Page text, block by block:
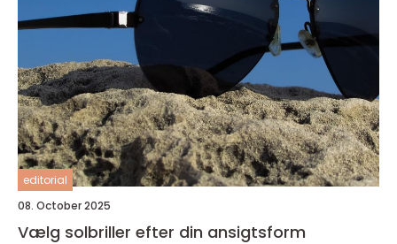
editorial
08. October 2025
Vælg solbriller efter din ansigtsform